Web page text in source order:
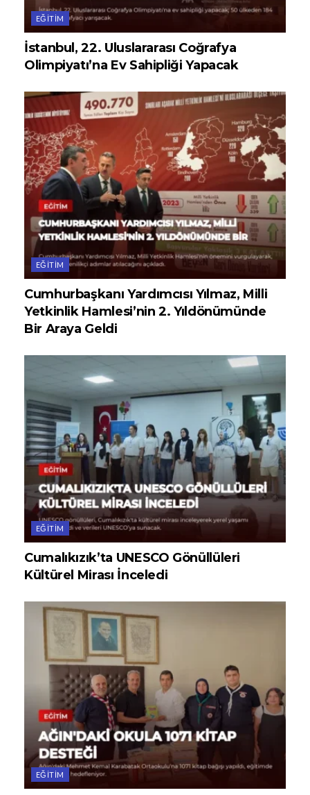
EĞITIM
İstanbul, 22. Uluslararası Coğrafya
Olimpiyatı’na Ev Sahipliği Yapacak
EĞITIM
Cumhurbaşkanı Yardımcısı Yılmaz, Milli
Yetkinlik Hamlesi’nin 2. Yıldönümünde
Bir Araya Geldi
EĞITIM
Cumalıkızık’ta UNESCO Gönüllüleri
Kültürel Mirası İnceledi
EĞITIM